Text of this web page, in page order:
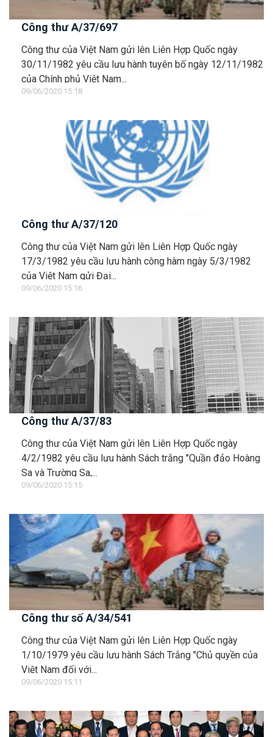
Công thư A/37/697
Công thư của Việt Nam gửi lên Liên Hợp Quốc ngày
30/11/1982 yêu cầu lưu hành tuyên bố ngày 12/11/1982
của Chính phủ Việt Nam...
09/06/2020 15:18
Công thư A/37/120
Công thư của Việt Nam gửi lên Liên Hợp Quốc ngày
17/3/1982 yêu cầu lưu hành công hàm ngày 5/3/1982
của Việt Nam gửi Đại...
09/06/2020 15:16
Công thư A/37/83
Công thư của Việt Nam gửi lên Liên Hợp Quốc ngày
4/2/1982 yêu cầu lưu hành Sách trắng "Quần đảo Hoàng
Sa và Trường Sa,...
09/06/2020 15:15
Công thư số A/34/541
Công thư của Việt Nam gửi lên Liên Hợp Quốc ngày
1/10/1979 yêu cầu lưu hành Sách Trắng "Chủ quyền của
Việt Nam đối với...
09/06/2020 15:11